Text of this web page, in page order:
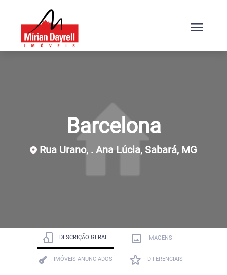
menu
Barcelona
Rua Urano, . Ana Lúcia, Sabará, MG
DESCRIÇÃO GERAL IMAGENS
IMÓVEIS ANUNCIADOS DIFERENCIAIS